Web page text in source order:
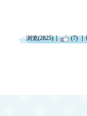
浏览(2825) (7)